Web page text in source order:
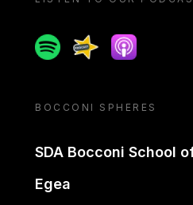
SpotifySpreakerApple podcast
BOCCONI SPHERES
SDA Bocconi School
Egea